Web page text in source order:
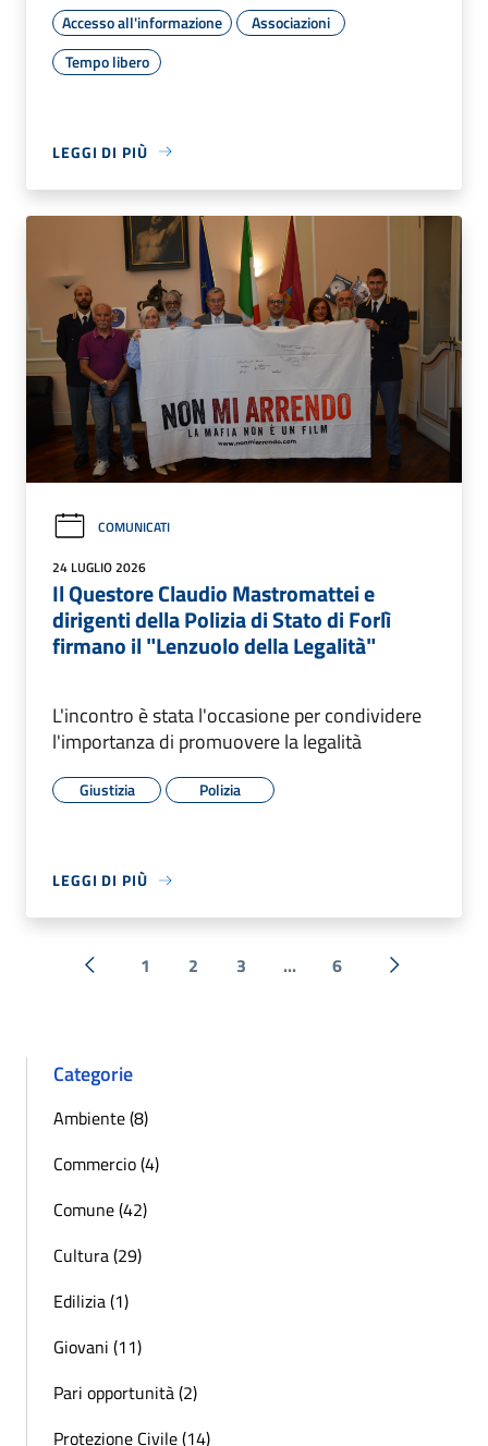
Accesso all'informazione
Associazioni
Tempo libero
LEGGI DI PIÙ
COMUNICATI
24 LUGLIO 2026
Il Questore Claudio Mastromattei e
dirigenti della Polizia di Stato di Forlì
firmano il ʺLenzuolo della Legalitàʺ
L'incontro è stata l'occasione per condividere
l'importanza di promuovere la legalità
Giustizia Polizia
LEGGI DI PIÙ
« Precedente
1 2 3 ... 6 Successiva
Categorie
Ambiente (8)
Commercio (4)
Comune (42)
Cultura (29)
Edilizia (1)
Giovani (11)
Pari opportunità (2)
Protezione Civile (14)